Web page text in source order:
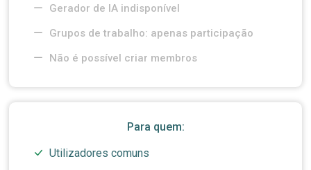
Gerador de IA indisponível
Grupos de trabalho: apenas participação
Não é possível criar membros
Para quem:
Utilizadores comuns